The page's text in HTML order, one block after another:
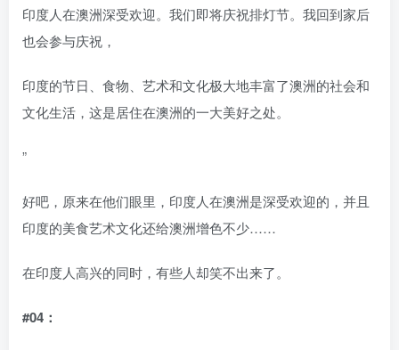
印度人在澳洲深受欢迎。我们即将庆祝排灯节。我回到家后
也会参与庆祝，
印度的节日、食物、艺术和文化极大地丰富了澳洲的社会和
文化生活，这是居住在澳洲的一大美好之处。
”
好吧，原来在他们眼里，印度人在澳洲是深受欢迎的，并且
印度的美食艺术文化还给澳洲增色不少……
在印度人高兴的同时，有些人却笑不出来了。
#04：